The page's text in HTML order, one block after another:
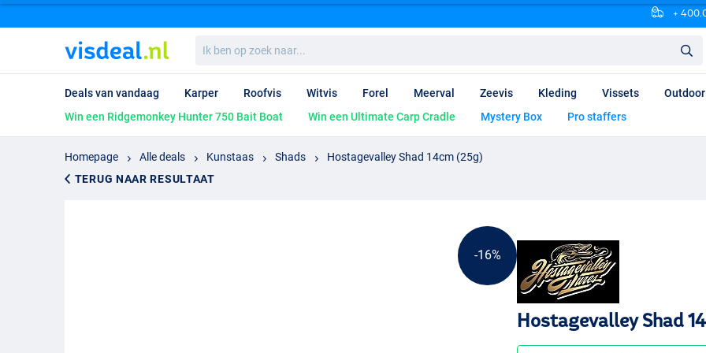
+
ben
op
naar...
Deals van vandaag Karper Roofvis Witvis Forel Meerval Zeevis Kleding Vissets Outdoor
Win een Ridgemonkey Hunter 750 Bait Boat
Win een Ultimate Carp Cradle Mystery Box Pro staffers
Homepage Alle deals Kunstaas Shads
Hostagevalley Shad 14cm (25g)
TERUG NAAR RESULTAAT
-16%
Hostagevalley Shad